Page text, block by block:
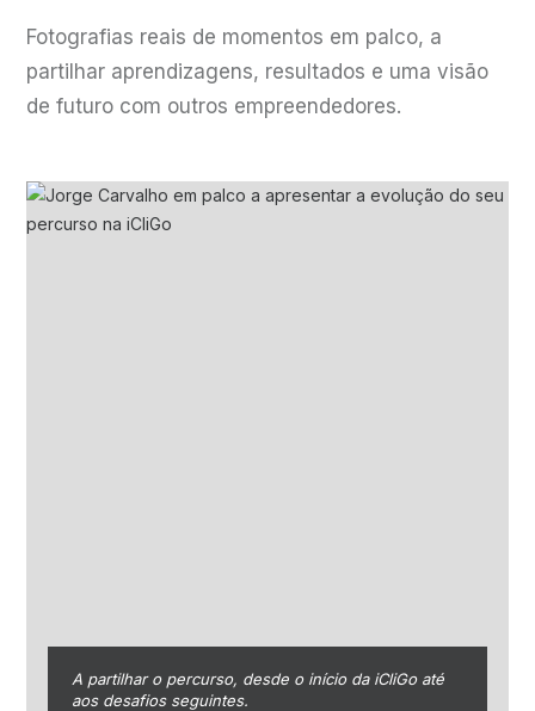
Fotografias reais de momentos em palco, a
partilhar aprendizagens, resultados e uma visão
de futuro com outros empreendedores.
A partilhar o percurso, desde o início da iCliGo até
aos desafios seguintes.